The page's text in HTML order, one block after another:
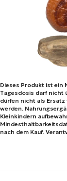
Dieses Produkt ist ein
Tagesdosis darf nicht
dürfen nicht als
werden.
Kleinkindern
nach dem Kauf.